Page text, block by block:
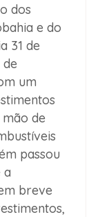
dos
e do
31 de
um
de
passou
a
breve